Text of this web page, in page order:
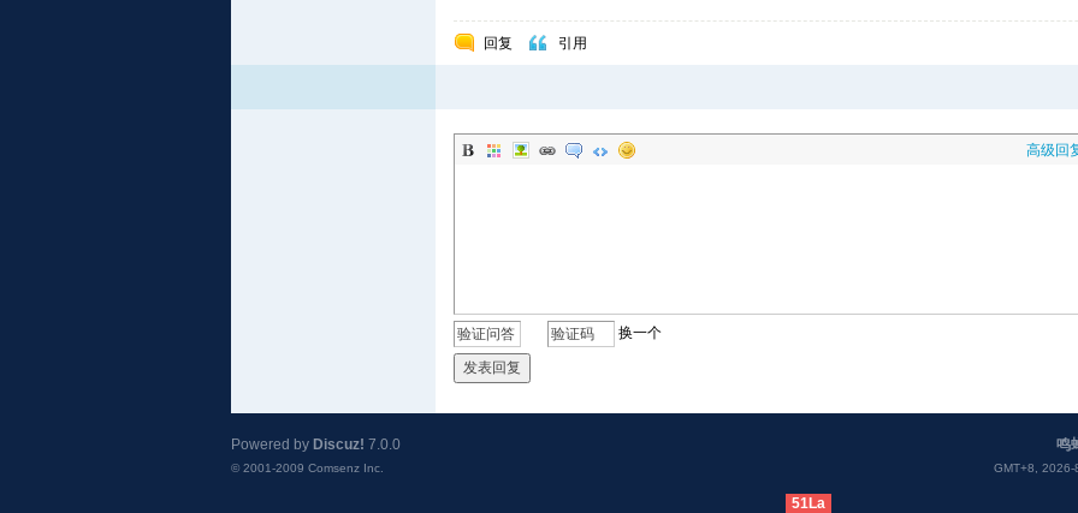
回复 引用
高级回
换一个
发表回复
鸣
GMT+8,
Powered by Discuz! 7.0.0
© 2001-2009 Comsenz Inc.
51La